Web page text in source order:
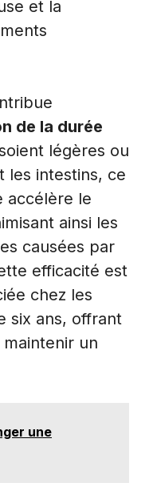
et la
de la durée
légères ou
les intestins, ce
accélère le
ainsi les
causées par
efficacité est
chez les
six ans, offrant
un
une